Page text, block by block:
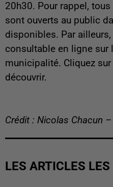
20h30. Pour rappel,
sont ouverts au public
disponibles. Par
consultable en ligne sur
municipalité. Cliquez sur
découvrir.
Crédit : Nicolas Chacun
LES ARTICLES